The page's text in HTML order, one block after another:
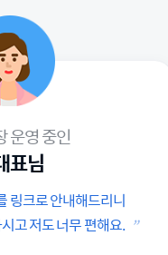
운영 중인
표님
링크로 안내해드리니
고 저도 너무 편해요. ”
입 안내
회원가입은
만 가능합니다.